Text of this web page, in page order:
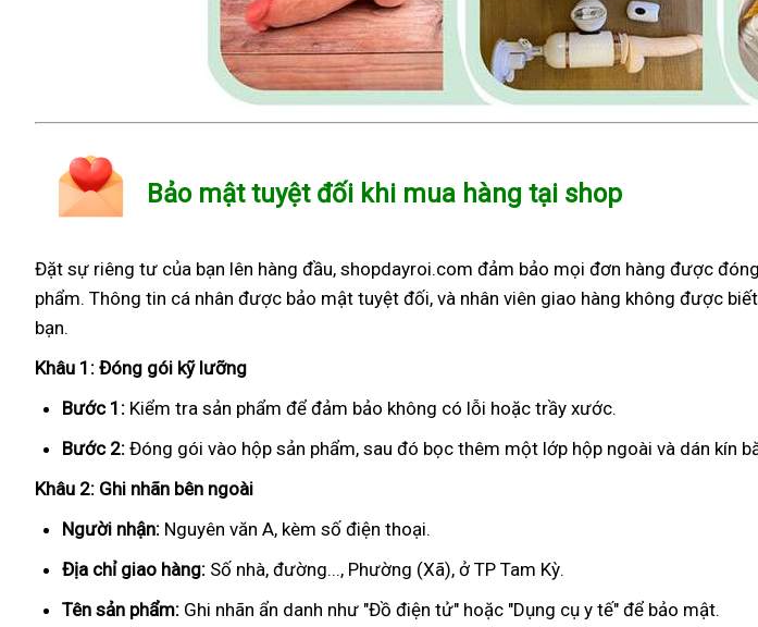
Bảo mật tuyệt đối khi mua hàng tại shop
Đặt sự riêng tư của bạn lên hàng đầu, shopdayroi.com đảm bảo mọi đơn hàng được
phẩm. Thông tin cá nhân được bảo mật tuyệt đối, và nhân viên giao hàng không được
bạn.
Khâu 1: Đóng gói kỹ lưỡng
Bước 1: Kiểm tra sản phẩm để đảm bảo không có lỗi hoặc trầy xước.
Bước 2: Đóng gói vào hộp sản phẩm, sau đó bọc thêm một lớp hộp ngoài và dán kín
Khâu 2: Ghi nhãn bên ngoài
Người nhận: Nguyên văn A, kèm số điện thoại.
Địa chỉ giao hàng: Số nhà, đường..., Phường (Xã), ở TP Tam Kỳ.
Tên sản phẩm: Ghi nhãn ẩn danh như "Đồ điện tử" hoặc "Dụng cụ y tế" để bảo mật.